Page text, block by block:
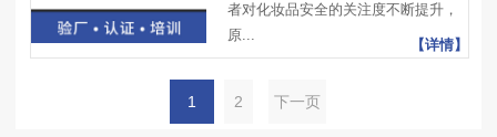
者对化妆品安全的关注度不断提升，
原...
【详情】
1 2 下一页